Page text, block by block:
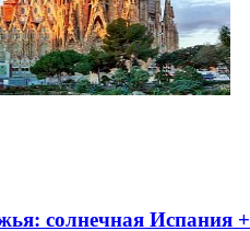
солнечная Испания +